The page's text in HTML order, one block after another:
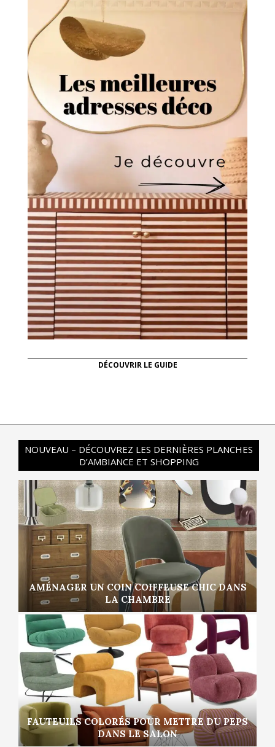
DÉCOUVRIR LE GUIDE
NOUVEAU – DÉCOUVREZ LES DERNIÈRES PLANCHES
D’AMBIANCE ET SHOPPING
AMÉNAGER UN COIN COIFFEUSE CHIC DANS
LA CHAMBRE
FAUTEUILS COLORÉS POUR METTRE DU PEPS
DANS LE SALON